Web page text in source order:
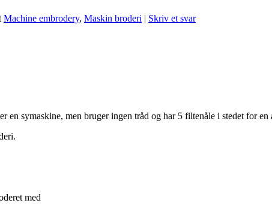
Machine embrodery, Maskin broderi | Skriv et svar
en symaskine, men bruger ingen tråd og har 5 filtenåle i stedet for
med